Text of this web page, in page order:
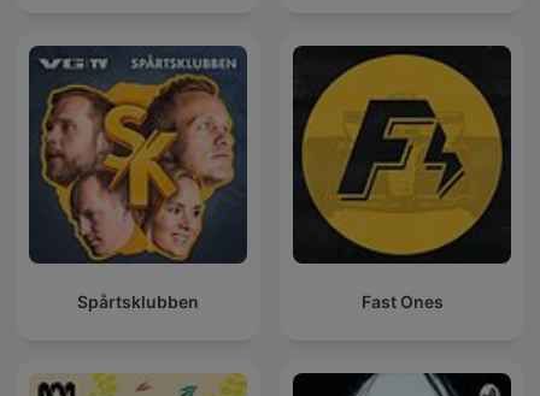
Spårtsklubben Fast Ones